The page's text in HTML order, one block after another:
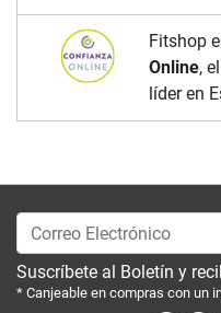
Fitshop
Online,
líder en
Correo Electrónico
Suscríbete al Boletín y
* Canjeable en compras con un